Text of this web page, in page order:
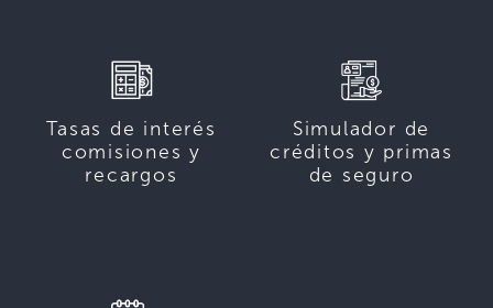
Tasas de interés
comisiones y
recargos
Simulador de
créditos y primas
de seguro